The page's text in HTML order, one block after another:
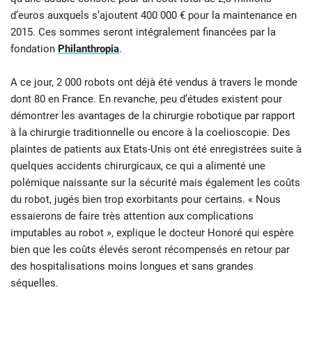
d’euros auxquels s’ajoutent 400 000 € pour la maintenance en
2015. Ces sommes seront intégralement financées par la
fondation Philanthropia.
A ce jour, 2 000 robots ont déjà été vendus à travers le monde
dont 80 en France. En revanche, peu d’études existent pour
démontrer les avantages de la chirurgie robotique par rapport
à la chirurgie traditionnelle ou encore à la coelioscopie. Des
plaintes de patients aux Etats-Unis ont été enregistrées suite à
quelques accidents chirurgicaux, ce qui a alimenté une
polémique naissante sur la sécurité mais également les coûts
du robot, jugés bien trop exorbitants pour certains. « Nous
essaierons de faire très attention aux complications
imputables au robot », explique le docteur Honoré qui espère
bien que les coûts élevés seront récompensés en retour par
des hospitalisations moins longues et sans grandes
séquelles.